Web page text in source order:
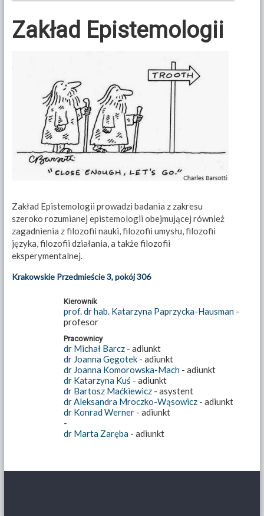
Zakład Epistemologii
Zakład Epistemologii prowadzi badania z zakresu
szeroko rozumianej epistemologii obejmującej również
zagadnienia z filozofii nauki, filozofii umysłu, filozofii
języka, filozofii działania, a także filozofii
eksperymentalnej.
Krakowskie Przedmieście 3, pokój 306
Kierownik
prof. dr hab. Katarzyna Paprzycka-Hausman -
profesor
Pracownicy
dr Michał Barcz - adiunkt
dr Joanna Gęgotek - adiunkt
dr Joanna Komorowska-Mach - adiunkt
dr Katarzyna Kuś - adiunkt
dr Bartosz Maćkiewicz - asystent
dr Aleksandra Mroczko-Wąsowicz - adiunkt
dr Konrad Werner - adiunkt
-
dr Marta Zaręba - adiunkt